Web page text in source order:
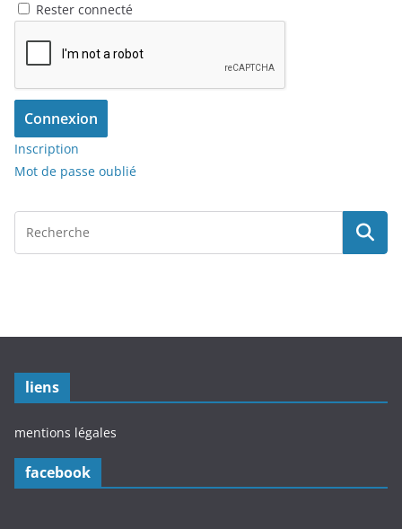
Rester connecté
Connexion
Inscription
Mot de passe oublié
liens
mentions légales
facebook